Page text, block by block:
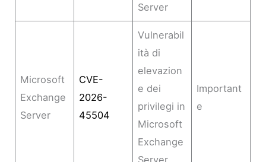
Server
Microsoft
Exchange
Server
CVE-
2026-
45504
Vulnerabil
ità di
elevazion
e dei
privilegi in
Microsoft
Exchange
Important
e